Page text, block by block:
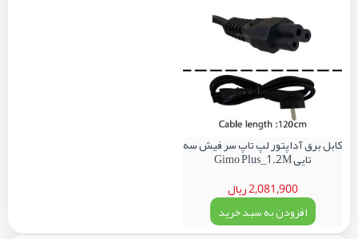
کابل برق آداپتور لپ تاپ سر فیش سه
تایی Gimo Plus_1.2M
2,081,900 ریال
افزودن به سبد خرید